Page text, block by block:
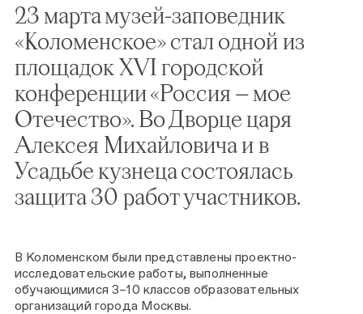
23 марта музей-заповедник
«Коломенское» стал одной из
площадок XVI городской
конференции «Россия — мое
Отечество». Во Дворце царя
Алексея Михайловича и в
Усадьбе кузнеца состоялась
защита 30 работ участников.
В Коломенском были представлены проектно-
исследовательские работы, выполненные
обучающимися 3–10 классов образовательных
организаций города Москвы.